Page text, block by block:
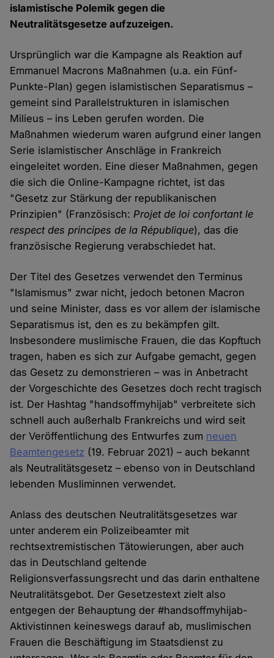
islamistische Polemik gegen die
Neutralitätsgesetze aufzuzeigen.
Ursprünglich war die Kampagne als Reaktion auf
Emmanuel Macrons Maßnahmen (u.a. ein Fünf-
Punkte-Plan) gegen islamistischen Separatismus –
gemeint sind Parallelstrukturen in islamischen
Milieus – ins Leben gerufen worden. Die
Maßnahmen wiederum waren aufgrund einer langen
Serie islamistischer Anschläge in Frankreich
eingeleitet worden. Eine dieser Maßnahmen, gegen
die sich die Online-Kampagne richtet, ist das
"Gesetz zur Stärkung der republikanischen
Prinzipien" (Französisch:Projet de loi confortant le
respect des principes de la République), das die
französische Regierung verabschiedet hat.
Der Titel des Gesetzes verwendet den Terminus
"Islamismus" zwar nicht, jedoch betonen Macron
und seine Minister, dass es vor allem der islamische
Separatismus ist, den es zu bekämpfen gilt.
Insbesondere muslimische Frauen, die das Kopftuch
tragen, haben es sich zur Aufgabe gemacht, gegen
das Gesetz zu demonstrieren – was in Anbetracht
der Vorgeschichte des Gesetzes doch recht tragisch
ist. Der Hashtag "handsoffmyhijab" verbreitete sich
schnell auch außerhalb Frankreichs und wird seit
der Veröffentlichung des Entwurfes zum neuen
Beamtengesetz (19. Februar 2021) – auch bekannt
als Neutralitätsgesetz – ebenso von in Deutschland
lebenden Musliminnen verwendet.
Anlass des deutschen Neutralitätsgesetzes war
unter anderem ein Polizeibeamter mit
rechtsextremistischen Tätowierungen, aber auch
das in Deutschland geltende
Religionsverfassungsrecht und das darin enthaltene
Neutralitätsgebot. Der Gesetzestext zielt also
entgegen der Behauptung der #handsoffmyhijab-
Aktivistinnen keineswegs darauf ab, muslimischen
Frauen die Beschäftigung im Staatsdienst zu